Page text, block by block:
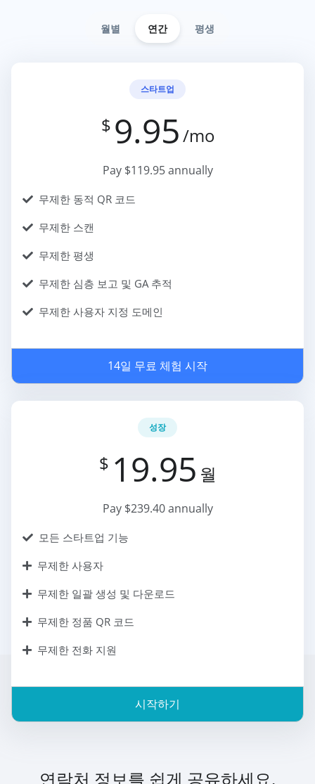
월별 연간 평생
스타트업
$ 9.95/mo
Pay $119.95 annually
무제한 동적 QR 코드
무제한 스캔
무제한 평생
무제한 심층 보고 및 GA 추적
무제한 사용자 지정 도메인
14일 무료 체험 시작
성장
$ 19.95 월
Pay $239.40 annually
모든 스타트업 기능
무제한 사용자
무제한 일괄 생성 및 다운로드
무제한 정품 QR 코드
무제한 전화 지원
시작하기
연락처 정보를 쉽게 공유하세요.